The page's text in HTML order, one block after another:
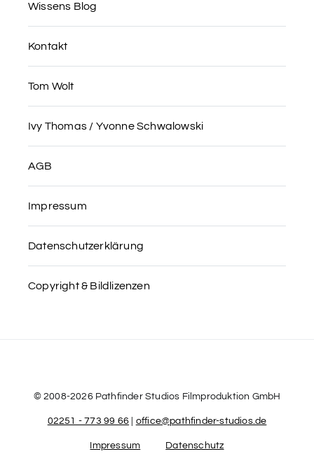
Wissens Blog
Kontakt
Tom Wolt
Ivy Thomas / Yvonne Schwalowski
AGB
Impressum
Datenschutzerklärung
Copyright & Bildlizenzen
© 2008-2026 Pathfinder Studios Filmproduktion GmbH
02251 - 773 99 66 office@pathfinder-studios.de
Impressum Datenschutz